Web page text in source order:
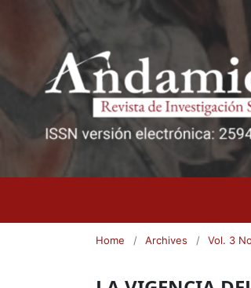
Home / Archives / Vol. 3